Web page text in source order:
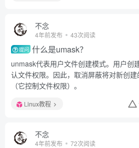
不念
4年前发布 43次阅读
提问 什么是umask？
unmask代表用户文件创建模式。用户创
认文件权限。因此，取消屏蔽将对新创
（它控制文件权限）。
Linux教程
不念
4年前发布 72次阅读